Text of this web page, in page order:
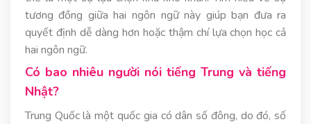
tương đồng giữa hai ngôn ngữ này giúp bạn đưa ra
quyết định dễ dàng hơn hoặc thậm chí lựa chọn học cả
hai ngôn ngữ.
Có bao nhiêu người nói tiếng Trung và tiếng
Nhật?
Trung Quốc là một quốc gia có dân số đông, do đó, số